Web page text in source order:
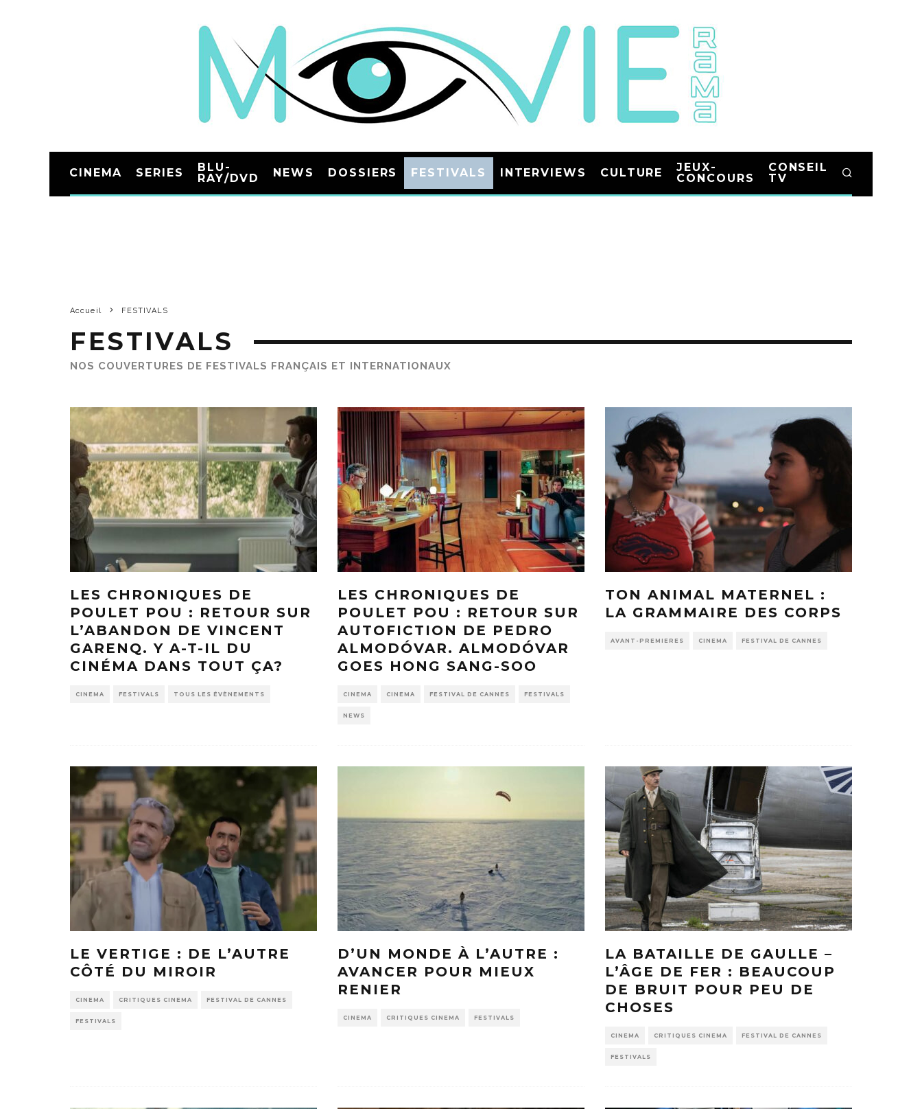
CINEMA SERIES
BLU-
RAY/DVD
NEWS DOSSIERS FESTIVALS INTERVIEWS CULTURE
JEUX-
CONCOURS
CONSEIL
TV
Accueil FESTIVALS
FESTIVALS
NOS COUVERTURES DE FESTIVALS FRANÇAIS ET INTERNATIONAUX
LES CHRONIQUES DE
POULET POU : RETOUR SUR
L’ABANDON DE VINCENT
GARENQ. Y A-T-IL DU
CINÉMA DANS TOUT ÇA?
CINEMA FESTIVALS TOUS LES ÉVÈNEMENTS
LES CHRONIQUES DE
POULET POU : RETOUR SUR
AUTOFICTION DE PEDRO
ALMODÓVAR. ALMODÓVAR
GOES HONG SANG-SOO
CINEMA CINEMA FESTIVAL DE CANNES FESTIVALS
NEWS
TON ANIMAL MATERNEL :
LA GRAMMAIRE DES CORPS
AVANT-PREMIERES CINEMA FESTIVAL DE CANNES
LE VERTIGE : DE L’AUTRE
CÔTÉ DU MIROIR
CINEMA CRITIQUES CINEMA FESTIVAL DE CANNES
FESTIVALS
D’UN MONDE À L’AUTRE :
AVANCER POUR MIEUX
RENIER
CINEMA CRITIQUES CINEMA FESTIVALS
LA BATAILLE DE GAULLE –
L’ÂGE DE FER : BEAUCOUP
DE BRUIT POUR PEU DE
CHOSES
CINEMA CRITIQUES CINEMA FESTIVAL DE CANNES
FESTIVALS